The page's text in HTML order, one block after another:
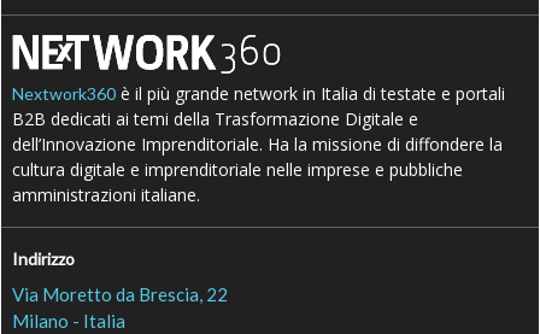
Nextwork360 è il più grande network in Italia di testate e portali
B2B dedicati ai temi della Trasformazione Digitale e
dell’Innovazione Imprenditoriale. Ha la missione di diffondere la
cultura digitale e imprenditoriale nelle imprese e pubbliche
amministrazioni italiane.
Indirizzo
Via Moretto da Brescia, 22
Milano - Italia